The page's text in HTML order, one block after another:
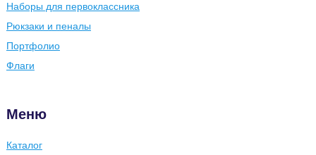
Наборы для первоклассника
Рюкзаки и пеналы
Портфолио
Флаги
Меню
Каталог